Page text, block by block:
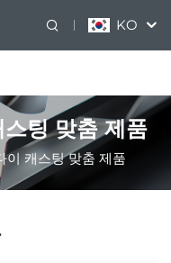
KO
팅 맞춤 제품
이 캐스팅 맞춤 제품